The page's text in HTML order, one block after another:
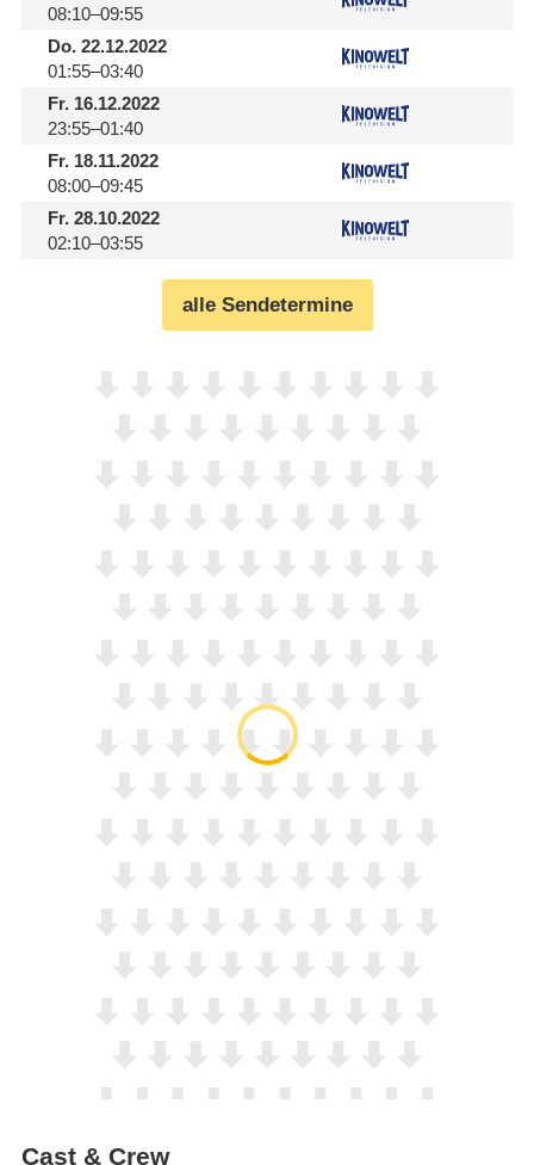
08:10–09:55
Do.22.12.2022
01:55–03:40
Fr.16.12.2022
23:55–01:40
Fr.18.11.2022
08:00–09:45
Fr.28.10.2022
02:10–03:55
alle Sendetermine
Cast & Crew